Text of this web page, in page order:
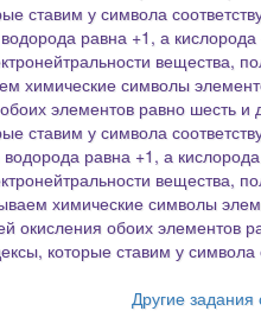
ставим у символа
равна +1, а
вещества,
химические символы
элементов равно шесть
ставим у символа
водорода равна +1, а
вещества,
химические символы
обоих элементов
которые ставим у
Другие задания